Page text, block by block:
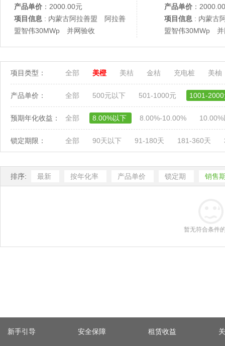
产品单价 ：2000.00元
项目信息 : 内蒙古阿拉善盟 阿拉善
盟智伟30MWp 并网验收
产品单价 ：
项目信息 : 内蒙古
盟智伟30MWp 并
项目类型： 全部 美橙 美桔 金桔 充电桩 美柚
产品单价： 全部 500元以下 501-1000元 1001-
预期年化收益： 全部 8.00%以下 8.00%-10.00%
锁定期限： 全部 90天以下 91-180天 181-360天
排序: 最新 按年化率 产品单价 锁定期 销售
暂无符合条件
新手引导 安全保障 租赁收益